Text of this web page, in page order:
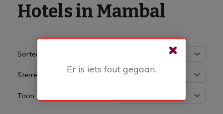
Hotels in Mambal
Sorteer:
Sterren:
Toon:
Er is iets fout gegaan.